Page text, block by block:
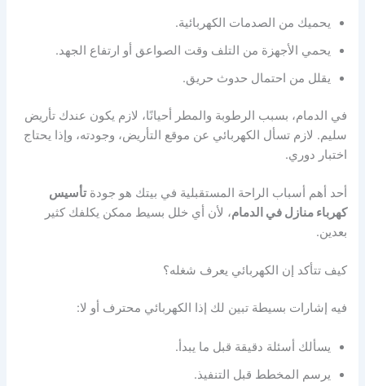
يحميك من الصدمات الكهربائية.
يحمي الأجهزة من التلف وقت الصواعق أو ارتفاع الجهد.
يقلل من احتمال حدوث حريق.
في الدمام، بسبب الرطوبة والمطر أحيانًا، لازم يكون عندك تأريض
سليم. لازم تسأل الكهربائي عن موقع التأريض، وجودته، وإذا يحتاج
اختبار دوري.
أحد أهم أسباب الراحة المستقبلية في بيتك هو جودةتأسيس
كهرباء منازل في الدمام، لأن أي خلل بسيط ممكن يكلفك كثير
بعدين.
كيف تتأكد إن الكهربائي يعرف شغله؟
فيه إشارات بسيطة تبين لك إذا الكهربائي محترف أو لا:
يسألك أسئلة دقيقة قبل ما يبدأ.
يرسم المخطط قبل التنفيذ.